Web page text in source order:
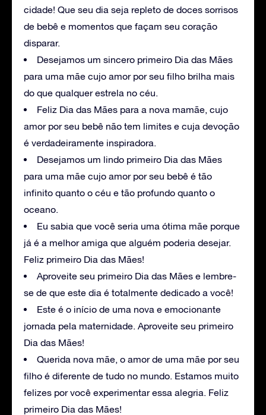
cidade! Que seu dia seja repleto de doces sorrisos
de bebê e momentos que façam seu coração
disparar.
Desejamos um sincero primeiro Dia das Mães
para uma mãe cujo amor por seu filho brilha mais
do que qualquer estrela no céu.
Feliz Dia das Mães para a nova mamãe, cujo
amor por seu bebê não tem limites e cuja devoção
é verdadeiramente inspiradora.
Desejamos um lindo primeiro Dia das Mães
para uma mãe cujo amor por seu bebê é tão
infinito quanto o céu e tão profundo quanto o
oceano.
Eu sabia que você seria uma ótima mãe porque
já é a melhor amiga que alguém poderia desejar.
Feliz primeiro Dia das Mães!
Aproveite seu primeiro Dia das Mães e lembre-
se de que este dia é totalmente dedicado a você!
Este é o início de uma nova e emocionante
jornada pela maternidade. Aproveite seu primeiro
Dia das Mães!
Querida nova mãe, o amor de uma mãe por seu
filho é diferente de tudo no mundo. Estamos muito
felizes por você experimentar essa alegria. Feliz
primeiro Dia das Mães!